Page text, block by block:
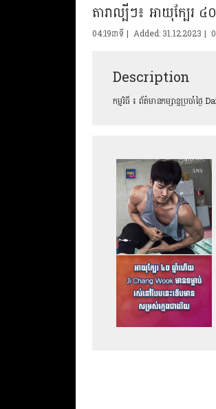
04:19នាទី | Added: 31.12.2023 |
Description
កម្មវិធី ៖ ព័ត៌មានកម្សាន្ដប្រចាំថ្